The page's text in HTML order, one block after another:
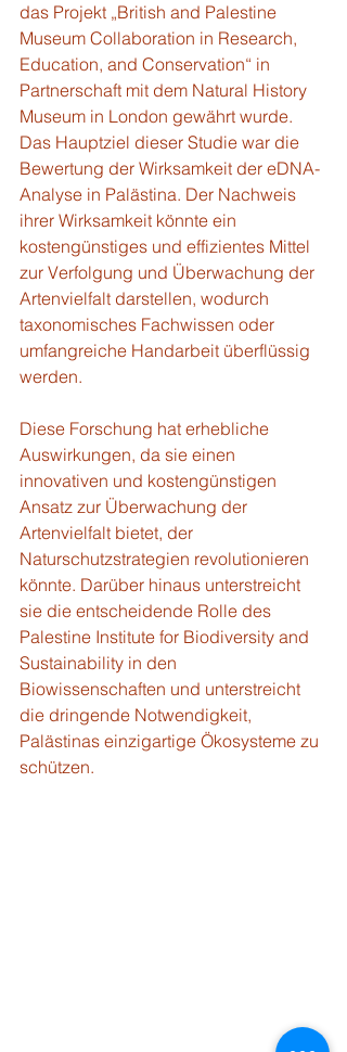
das Projekt „British and Palestine
Museum Collaboration in Research,
Education, and Conservation“ in
Partnerschaft mit dem Natural History
Museum in London gewährt wurde.
Das Hauptziel dieser Studie war die
Bewertung der Wirksamkeit der eDNA-
Analyse in Palästina. Der Nachweis
ihrer Wirksamkeit könnte ein
kostengünstiges und effizientes Mittel
zur Verfolgung und Überwachung der
Artenvielfalt darstellen, wodurch
taxonomisches Fachwissen oder
umfangreiche Handarbeit überflüssig
werden.
Diese Forschung hat erhebliche
Auswirkungen, da sie einen
innovativen und kostengünstigen
Ansatz zur Überwachung der
Artenvielfalt bietet, der
Naturschutzstrategien revolutionieren
könnte. Darüber hinaus unterstreicht
sie die entscheidende Rolle des
Palestine Institute for Biodiversity and
Sustainability in den
Biowissenschaften und unterstreicht
die dringende Notwendigkeit,
Palästinas einzigartige Ökosysteme zu
schützen.